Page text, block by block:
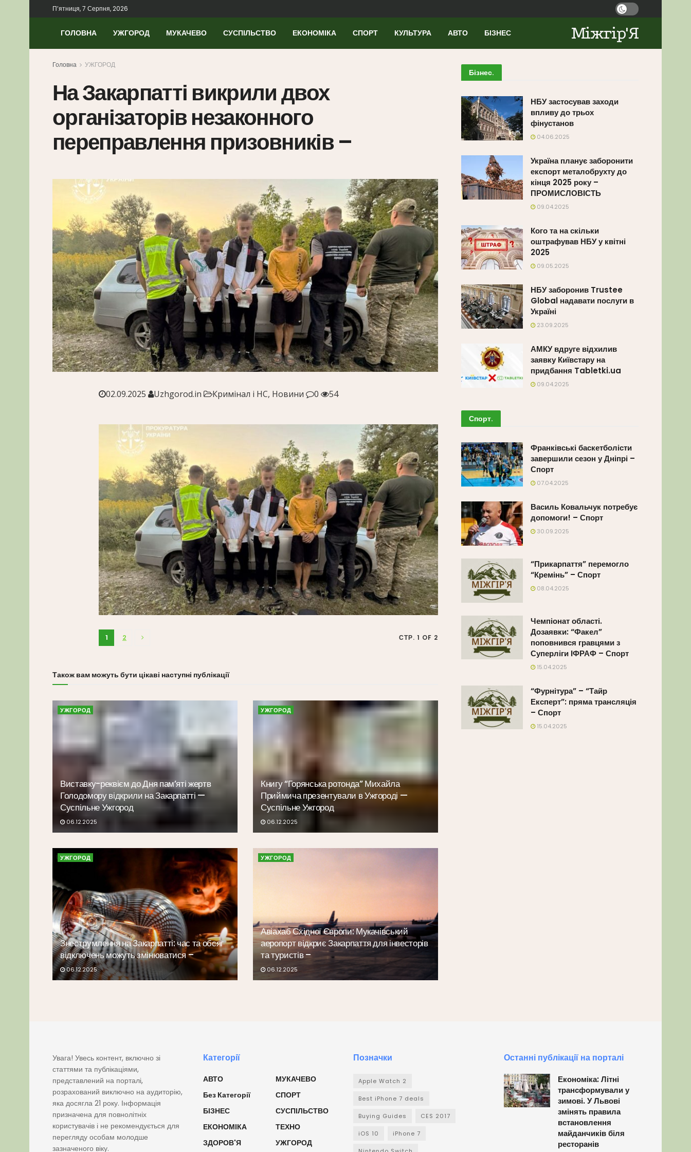
П’ятниця, 7 Серпня, 2026
ГОЛОВНА УЖГОРОД МУКАЧЕВО СУСПІЛЬСТВО ЕКОНОМІКА СПОРТ КУЛЬТУРА АВТО БІЗНЕС Міжгір'Я
Головна УЖГОРОД
На Закарпатті викрили двох
організаторів незаконного
переправлення призовників –
02.09.2025 Uzhgorod.in Кримінал і НС, Новини 0 54
СТР. 1 OF 2
1 2
Також вам можуть бути цікаві наступні публікації
УЖГОРОД
Виставку-реквієм до Дня пам’яті жертв
Голодомору відкрили на Закарпатті —
Суспільне Ужгород
06.12.2025
УЖГОРОД
Книгу “Горянська ротонда” Михайла
Приймича презентували в Ужгороді —
Суспільне Ужгород
06.12.2025
УЖГОРОД
Знеструмлення на Закарпатті: час та обсяг
відключень можуть змінюватися –
06.12.2025
УЖГОРОД
Авіахаб Східної Європи: Мукачівський
аеропорт відкриє Закарпаття для інвесторів
та туристів –
06.12.2025
Бізнес.
НБУ застосував заходи
впливу до трьох
фінустанов
04.06.2025
Україна планує заборонити
експорт металобрухту до
кінця 2025 року –
ПРОМИСЛОВІСТЬ
09.04.2025
Кого та на скільки
оштрафував НБУ у квітні
2025
09.05.2025
НБУ заборонив Trustee
Global надавати послуги в
Україні
23.09.2025
АМКУ вдруге відхилив
заявку Київстару на
придбання Tabletki.ua
09.04.2025
Спорт.
Франківські баскетболісти
завершили сезон у Дніпрі –
Спорт
07.04.2025
Василь Ковальчук потребує
допомоги! – Спорт
30.09.2025
“Прикарпаття” перемогло
“Кремінь” – Спорт
08.04.2025
Чемпіонат області.
Дозаявки: “Факел”
поповнився гравцями з
Суперліги ІФРАФ – Спорт
15.04.2025
“Фурнітура” – “Тайр
Експерт”: пряма трансляція
– Спорт
15.04.2025
Увага! Увесь контент, включно зі
статтями та публікаціями,
представлений на порталі,
розрахований виключно на аудиторію,
яка досягла 21 року. Інформація
призначена для повнолітніх
користувачів і не рекомендується для
перегляду особам молодше
зазначеного віку.
Категорії
АВТО
Без Категорії
БІЗНЕС
ЕКОНОМІКА
ЗДОРОВ'Я
МУКАЧЕВО
СПОРТ
СУСПІЛЬСТВО
ТЕХНО
УЖГОРОД
Позначки
Apple Watch 2
Best iPhone 7 deals
Buying Guides CES 2017
iOS 10 iPhone 7
Останні публікації на порталі
Економіка: Літні
трансформували у
зимові. У Львові
змінять правила
встановлення
майданчиків біля
ресторанів